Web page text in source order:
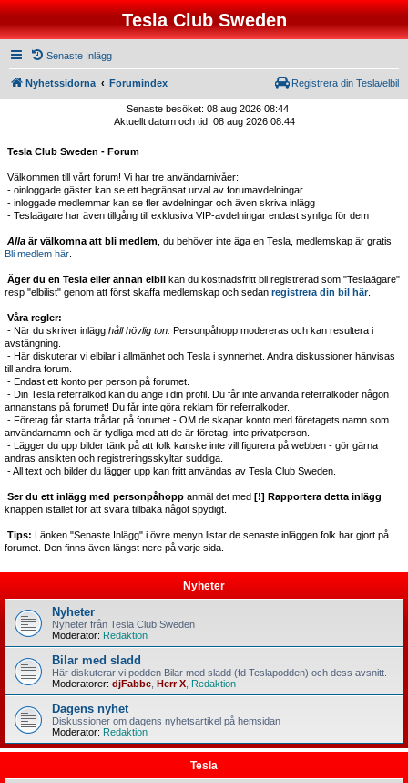
Tesla Club Sweden
Senaste Inlägg
Nyhetssidorna Forumindex Registrera din Tesla/elbil
Senaste besöket: 08 aug 2026 08:44
Aktuellt datum och tid: 08 aug 2026 08:44
Tesla Club Sweden - Forum
Välkommen till vårt forum! Vi har tre användarnivåer:
- oinloggade gäster kan se ett begränsat urval av forumavdelningar
- inloggade medlemmar kan se fler avdelningar och även skriva inlägg
- Teslaägare har även tillgång till exklusiva VIP-avdelningar endast synliga för dem
Alla är välkomna att bli medlem , du behöver inte äga en Tesla, medlemskap är gratis.
Bli medlem här
Äger du en Tesla eller annan elbil kan du kostnadsfritt bli registrerad som "Teslaägare"
resp "elbilist" genom att först skaffa medlemskap och sedan registrera din bil här.
Våra regler:
- När du skriver inlägg håll hövlig ton. Personpåhopp modereras och kan resultera i
avstängning.
- Här diskuterar vi elbilar i allmänhet och Tesla i synnerhet. Andra diskussioner hänvisas
till andra forum.
- Endast ett konto per person på forumet.
- Din Tesla referralkod kan du ange i din profil. Du får inte använda referralkoder någon
annanstans på forumet! Du får inte göra reklam för referralkoder.
- Företag får starta trådar på forumet - OM de skapar konto med företagets namn som
användarnamn och är tydliga med att de är företag, inte privatperson.
- Lägger du upp bilder tänk på att folk kanske inte vill figurera på webben - gör gärna
andras ansikten och registreringsskyltar suddiga.
- All text och bilder du lägger upp kan fritt användas av Tesla Club Sweden.
Ser du ett inlägg med personpåhopp anmäl det med [!] Rapportera detta inlägg
knappen istället för att svara tillbaka något spydigt.
Tips: Länken "Senaste Inlägg" i övre menyn listar de senaste inläggen folk har gjort på
forumet. Den finns även längst nere på varje sida.
Nyheter
Nyheter
Nyheter från Tesla Club Sweden
Moderator: Redaktion
Bilar med sladd
Här diskuterar vi podden Bilar med sladd (fd Teslapodden) och dess avsnitt.
Moderatorer: djFabbe Herr X Redaktion
Dagens nyhet
Diskussioner om dagens nyhetsartikel på hemsidan
Moderator: Redaktion
Tesla